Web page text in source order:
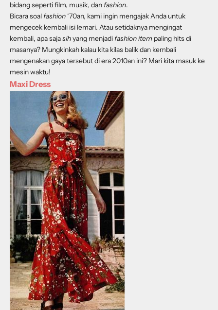
bidang seperti film, musik, dan fashion.
Bicara soal fashion ‘70an, kami ingin mengajak Anda untuk
mengecek kembali isi lemari. Atau setidaknya mengingat
kembali, apa sajasihyang menjadi fashion item paling hits di
masanya? Mungkinkah kalau kita kilas balik dan kembali
mengenakan gaya tersebut di era 2010an ini? Mari kita masuk ke
mesin waktu!
Maxi Dress